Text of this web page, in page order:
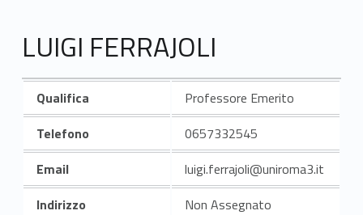
LUIGI FERRAJOLI
Qualifica
Professore Emerito
Telefono
0657332545
Email
luigi.ferrajoli@uniroma3.it
Indirizzo
Non Assegnato